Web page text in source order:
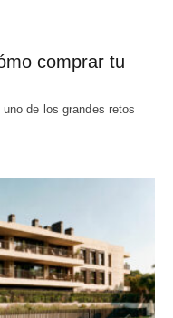
comprar tu
de los grandes retos